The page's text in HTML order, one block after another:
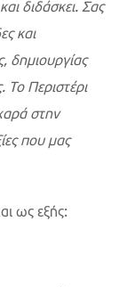
διδάσκει. Σας
και
δημιουργίας
Το Περιστέρι
στην
που μας
ως εξής: